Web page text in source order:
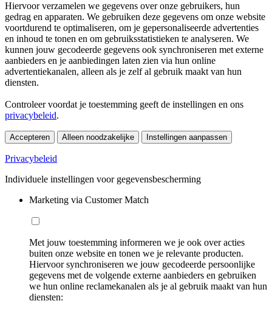
Hiervoor verzamelen we gegevens over onze gebruikers, hun
gedrag en apparaten. We gebruiken deze gegevens om onze website
voortdurend te optimaliseren, om je gepersonaliseerde advertenties
en inhoud te tonen en om gebruiksstatistieken te analyseren. We
kunnen jouw gecodeerde gegevens ook synchroniseren met externe
aanbieders en je aanbiedingen laten zien via hun online
advertentiekanalen, alleen als je zelf al gebruik maakt van hun
diensten.
Controleer voordat je toestemming geeft de instellingen en ons
privacybeleid.
Accepteren Alleen noodzakelijke Instellingen aanpassen
Privacybeleid
Individuele instellingen voor gegevensbescherming
Marketing via Customer Match
Met jouw toestemming informeren we je ook over acties
buiten onze website en tonen we je relevante producten.
Hiervoor synchroniseren we jouw gecodeerde persoonlijke
gegevens met de volgende externe aanbieders en gebruiken
we hun online reclamekanalen als je al gebruik maakt van hun
diensten: